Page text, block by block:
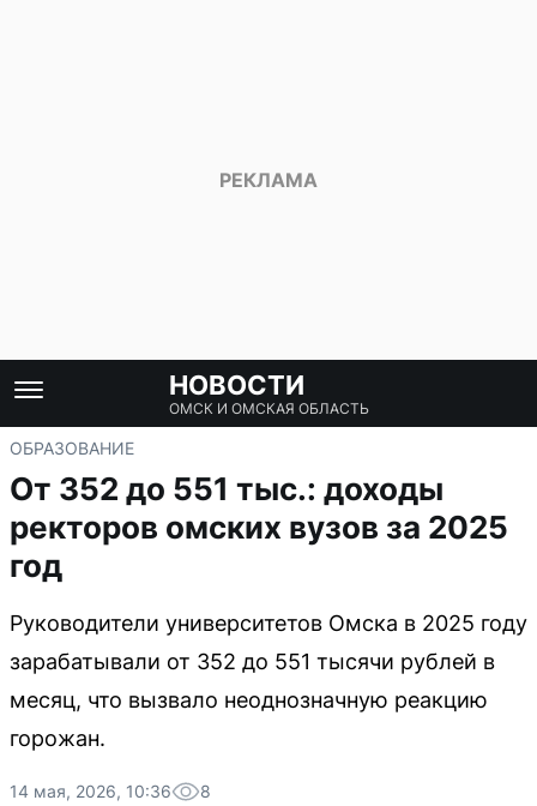
НОВОСТИ
ОМСК И ОМСКАЯ ОБЛАСТЬ
ОБРАЗОВАНИЕ
От 352 до 551 тыс.: доходы
ректоров омских вузов за 2025
год
Руководители университетов Омска в 2025 году
зарабатывали от 352 до 551 тысячи рублей в
месяц, что вызвало неоднозначную реакцию
горожан.
14 мая, 2026, 10:36 8